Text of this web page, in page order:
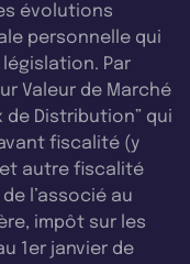
évolutions
personnelle qui
Par
Valeur de Marché
de Distribution” qui
fiscalité (y
autre fiscalité
l’associé au
impôt sur les
1er janvier de